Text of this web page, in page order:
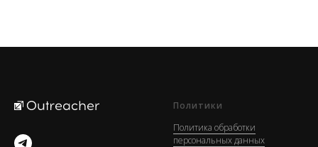
Политики
Политика обработки
персональных данных